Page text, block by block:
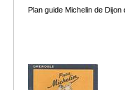
Plan guide Michelin de